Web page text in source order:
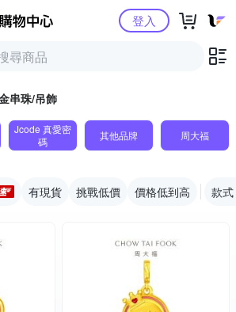
Yahoo購物中心登入
串珠/吊飾
Jcode 真愛密
碼
其他品牌 周大福
有現貨 挑戰低價 價格低到高 款式